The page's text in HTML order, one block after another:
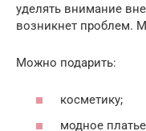
уделять внимание
возникнет проблем.
Можно подарить:
косметику;
модное